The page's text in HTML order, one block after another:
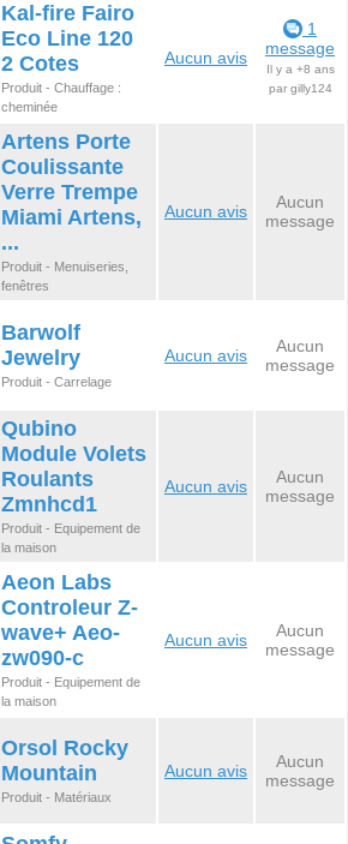
Kal-fire Fairo
Eco Line 120
2 Cotes
Produit - Chauffage :
cheminée
Aucun avis
1
message
Il y a +8 ans
par gilly124
Artens Porte
Coulissante
Verre Trempe
Miami Artens,
...
Produit - Menuiseries,
fenêtres
Aucun avis
Aucun
message
Barwolf
Jewelry
Produit - Carrelage
Aucun avis
Aucun
message
Qubino
Module Volets
Roulants
Zmnhcd1
Produit - Equipement de
la maison
Aucun avis
Aucun
message
Aeon Labs
Controleur Z-
wave+ Aeo-
zw090-c
Produit - Equipement de
la maison
Aucun avis
Aucun
message
Orsol Rocky
Mountain
Produit - Matériaux
Aucun avis
Aucun
message